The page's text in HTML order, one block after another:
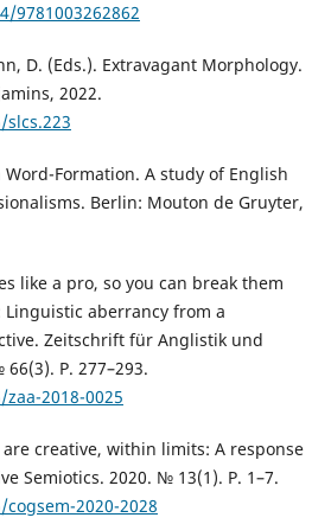
9781003262862
D. (Eds.). Extravagant Morphology.
2022.
Formation. A study of English
Berlin: Mouton de Gruyter,
like a pro, so you can break them
Linguistic aberrancy from a
Zeitschrift für Anglistik und
P. 277–293.
2018-0025
are creative, within limits: A response
Semiotics. 2020. № 13(1). P. 1–7.
2020-2028